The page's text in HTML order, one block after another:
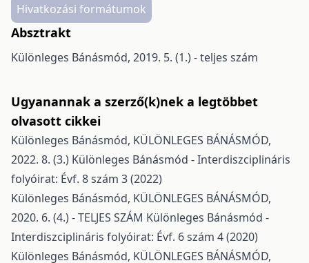
Hivatkozási formátumok
Absztrakt
Különleges Bánásmód, 2019. 5. (1.) - teljes szám
Ugyanannak a szerző(k)nek a legtöbbet
olvasott cikkei
Különleges Bánásmód, KÜLÖNLEGES BÁNÁSMÓD,
2022. 8. (3.) Különleges Bánásmód - Interdiszciplináris
folyóirat: Évf. 8 szám 3 (2022)
Különleges Bánásmód, KÜLÖNLEGES BÁNÁSMÓD,
2020. 6. (4.) - TELJES SZÁM Különleges Bánásmód -
Interdiszciplináris folyóirat: Évf. 6 szám 4 (2020)
Különleges Bánásmód, KÜLÖNLEGES BÁNÁSMÓD,